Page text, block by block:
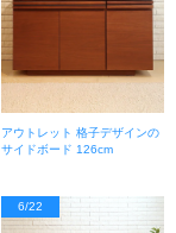
アウトレット 格子デザインの
サイドボード 126cm
6/22